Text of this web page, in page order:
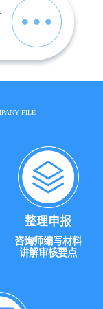
FILE
整理申报
咨询师编写材料
讲解审核要点